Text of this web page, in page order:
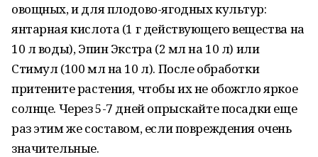
овощных, и для плодово-ягодных культур:
янтарная кислота (1 г действующего вещества на
10 л воды), Эпин Экстра (2 мл на 10 л) или
Стимул (100 мл на 10 л). После обработки
притените растения, чтобы их не обожгло яркое
солнце. Через 5-7 дней опрыскайте посадки еще
раз этим же составом, если повреждения очень
значительные.